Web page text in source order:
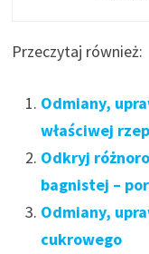
Przeczytaj również:
Odmiany,
właściwej
Odkryj
bagnistej –
Odmiany,
cukrowego